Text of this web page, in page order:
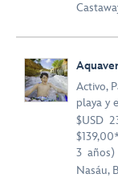
Activo,
playa y
$USD
3 años)
Nasáu,